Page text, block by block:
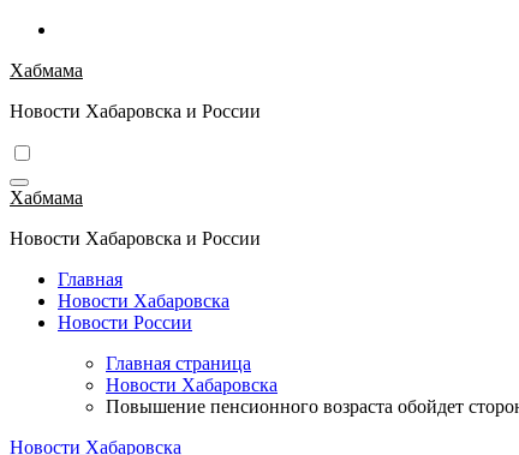
Перейти
содержимому
Хабмама
Новости Хабаровска и России
Хабмама
Новости Хабаровска и России
Главная
Новости Хабаровска
Новости России
Главная страница
Новости Хабаровска
Повышение пенсионного возраста обойдет
Новости Хабаровска